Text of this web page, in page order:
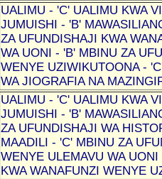
UALIMU - 'C' UALIMU KWA
JUMUISHI - 'B'
ZA UFUNDISHAJI KWA
WA UONI - 'B' MBINU ZA
WENYE UZIWIKUTOONA -
WA JIOGRAFIA NA
UALIMU - 'C' UALIMU KWA
JUMUISHI - 'B'
ZA UFUNDISHAJI WA
MAADILI - 'C' MBINU ZA
WENYE ULEMAVU WA
KWA WANAFUNZI WENYE